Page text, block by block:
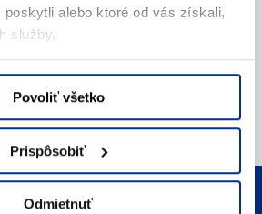
poskytli alebo ktoré od vás získali,
služby.
Povoliť všetko
Prispôsobiť
Odmietnuť